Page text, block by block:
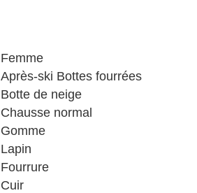
Femme
Après-ski Bottes fourrées
Botte de neige
Chausse normal
Gomme
Lapin
Fourrure
Cuir